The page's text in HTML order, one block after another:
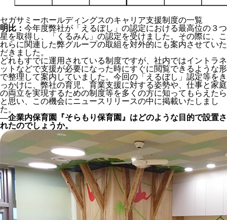
セガサミーホールディングスのキャリア支援制度の一覧
明比： 今年度弊社が「えるぼし」の認定における最高位の３つ
星を取得し、「くるみん」の認定を受けました。その際に、こ
れらに関連した弊グループの取組を対外的にも案内させていた
だきました。
どれもすでに運用されている制度ですが、社内ではイントラネ
ットなどで支援が必要になった時にすぐに閲覧できるような形
で整理して案内していました。今回の「えるぼし」認定等をき
っかけに、弊社の育児、育業支援に対する姿勢や、仕事と家庭
の両立を実現するための制度等を多くの方に知ってもらえたら
と思い、この機会にニュースリリースの中に掲載いたしまし
た。
―企業内保育園『そらもり保育園』はどのような目的で設置さ
れたのでしょうか。